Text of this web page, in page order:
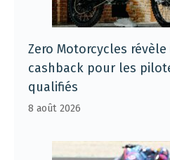
Zero Motorcycles
cashback pour les
qualifiés
8 août 2026